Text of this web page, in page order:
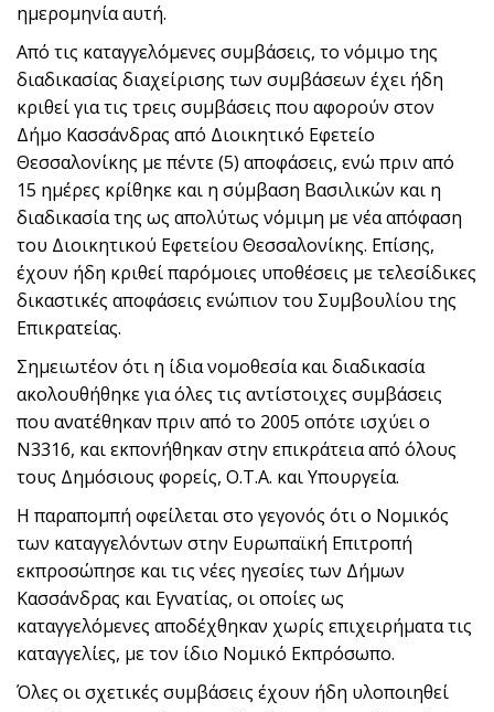
ημερομηνία αυτή.
Από τις καταγγελόμενες συμβάσεις, το νόμιμο της
διαδικασίας διαχείρισης των συμβάσεων έχει ήδη
κριθεί για τις τρεις συμβάσεις που αφορούν στον
Δήμο Κασσάνδρας από Διοικητικό Εφετείο
Θεσσαλονίκης με πέντε (5) αποφάσεις, ενώ πριν από
15 ημέρες κρίθηκε και η σύμβαση Βασιλικών και η
διαδικασία της ως απολύτως νόμιμη με νέα απόφαση
του Διοικητικού Εφετείου Θεσσαλονίκης. Επίσης,
έχουν ήδη κριθεί παρόμοιες υποθέσεις με τελεσίδικες
δικαστικές αποφάσεις ενώπιον του Συμβουλίου της
Επικρατείας.
Σημειωτέον ότι η ίδια νομοθεσία και διαδικασία
ακολουθήθηκε για όλες τις αντίστοιχες συμβάσεις
που ανατέθηκαν πριν από το 2005 οπότε ισχύει ο
Ν3316, και εκπονήθηκαν στην επικράτεια από όλους
τους Δημόσιους φορείς, Ο.Τ.Α. και Υπουργεία.
Η παραπομπή οφείλεται στο γεγονός ότι ο Νομικός
των καταγγελόντων στην Ευρωπαϊκή Επιτροπή
εκπροσώπησε και τις νέες ηγεσίες των Δήμων
Κασσάνδρας και Εγνατίας, οι οποίες ως
καταγγελόμενες αποδέχθηκαν χωρίς επιχειρήματα τις
καταγγελίες, με τον ίδιο Νομικό Εκπρόσωπο.
Όλες οι σχετικές συμβάσεις έχουν ήδη υλοποιηθεί